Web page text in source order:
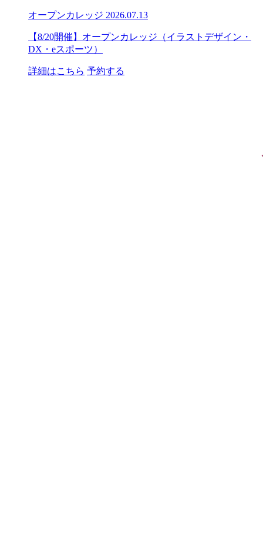
オープンカレッジ 2026.07.13
【8/20開催】オープンカレッジ（イラストデザイン・
DX・eスポーツ）
詳細はこちら 予約する